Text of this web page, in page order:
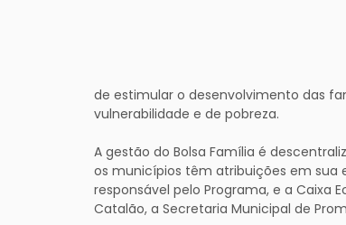
de estimular o desenvolvimento das
vulnerabilidade e de pobreza.
A gestão do Bolsa Família é
os municípios têm atribuições em sua
responsável pelo Programa, e a Caixa
Catalão, a Secretaria Municipal de